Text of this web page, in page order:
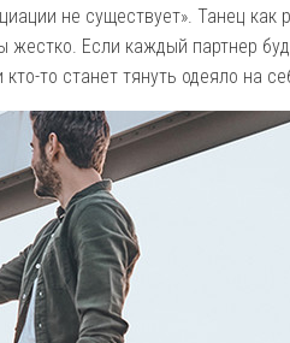
не существует». Танец как
жестко. Если каждый партнер
то станет тянуть одеяло на